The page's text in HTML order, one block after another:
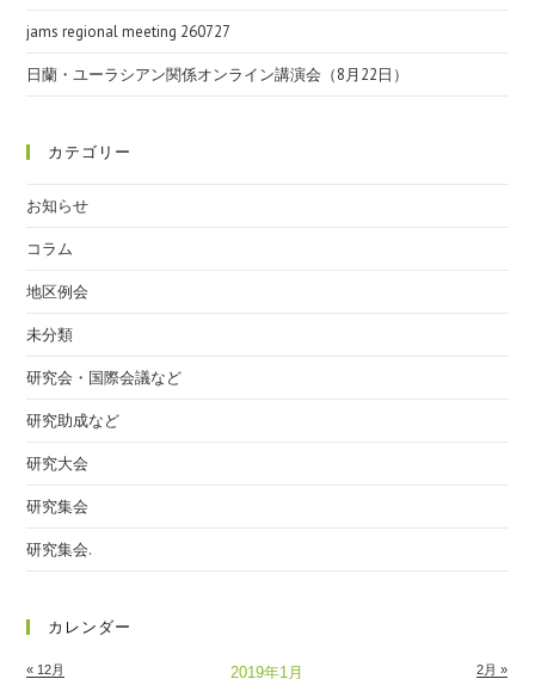
jams regional meeting 260727
日蘭・ユーラシアン関係オンライン講演会（8月22日）
カテゴリー
お知らせ
コラム
地区例会
未分類
研究会・国際会議など
研究助成など
研究大会
研究集会
研究集会.
カレンダー
2019年1月
« 12月 2月 »